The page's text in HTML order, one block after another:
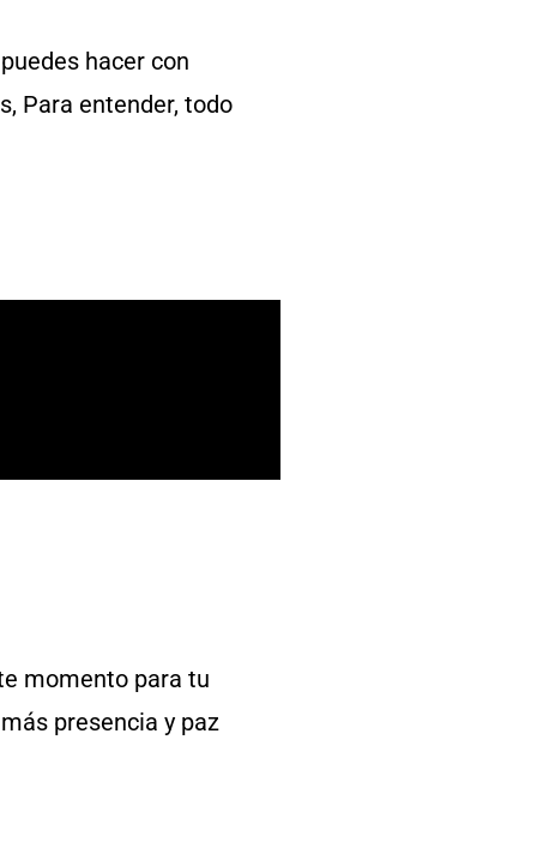
hacer con
Para entender, todo
momento para tu
presencia y paz